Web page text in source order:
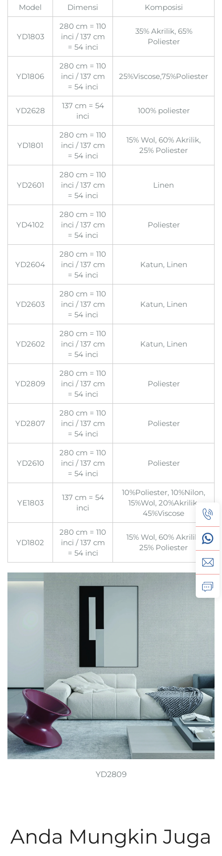
Model Dimensi Komposisi
YD1803
280 cm = 110
inci / 137 cm
= 54 inci
35% Akrilik, 65%
Poliester
YD1806
280 cm = 110
inci / 137 cm
= 54 inci
25%Viscose,75%Poliester
YD2628
137 cm = 54
inci
100% poliester
YD1801
280 cm = 110
inci / 137 cm
= 54 inci
15% Wol, 60% Akrilik,
25% Poliester
YD2601
280 cm = 110
inci / 137 cm
= 54 inci
Linen
YD4102
280 cm = 110
inci / 137 cm
= 54 inci
Poliester
YD2604
280 cm = 110
inci / 137 cm
= 54 inci
Katun, Linen
YD2603
280 cm = 110
inci / 137 cm
= 54 inci
Katun, Linen
YD2602
280 cm = 110
inci / 137 cm
= 54 inci
Katun, Linen
YD2809
280 cm = 110
inci / 137 cm
= 54 inci
Poliester
YD2807
280 cm = 110
inci / 137 cm
= 54 inci
Poliester
YD2610
280 cm = 110
inci / 137 cm
= 54 inci
Poliester
YE1803
137 cm = 54
inci
10%Poliester, 10%Nilon,
15%Wol, 20%Akrilik,
45%Viscose
YD1802
280 cm = 110
inci / 137 cm
= 54 inci
15% Wol, 60% Akrilik,
25% Poliester
YD2809
Anda Mungkin Juga